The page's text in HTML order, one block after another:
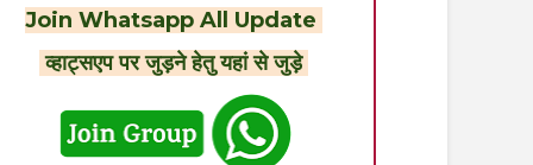
Join Whatsapp All Update
व्हाट्सएप पर जुड़ने हेतु यहां से जुड़े